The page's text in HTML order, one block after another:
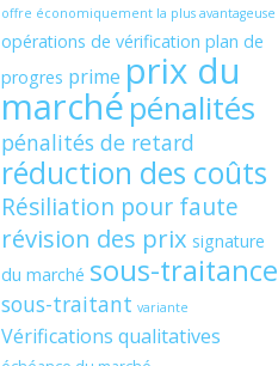
offre économiquement la plus avantageuse
opérations de vérification plan de
progres prime prix du
marché pénalités
pénalités de retard
réduction des coûts
Résiliation pour faute
révision des prix signature
du marché sous-traitance
sous-traitant variante
Vérifications qualitatives